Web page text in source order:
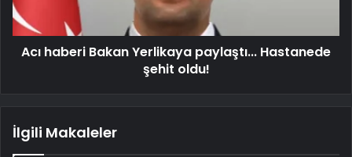
Acı haberi Bakan Yerlikaya paylaştı... Hastanede
şehit oldu!
İlgili Makaleler